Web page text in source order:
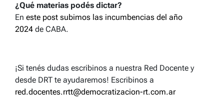
¿Qué materias podés dictar?
En este post subimos las incumbencias del año
2024 de CABA.
¡Si tenés dudas escribinos a nuestra Red Docente y
desde DRT te ayudaremos! Escribinos a
red.docentes.rrtt@democratizacion-rt.com.ar